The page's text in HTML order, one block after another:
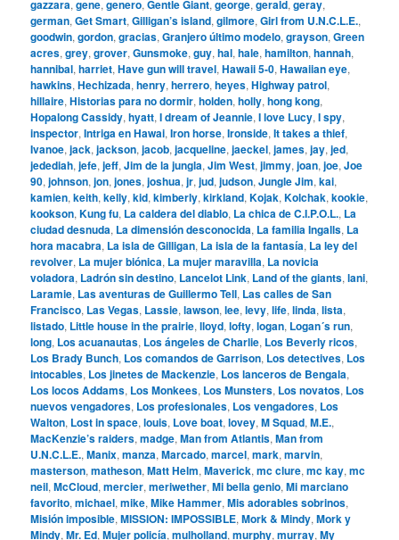
gazzara,gene,genero,Gentle Giant,george,gerald,geray,
german,Get Smart,Gilligan’s island,gilmore,Girl from U.N.C.L.E.,
goodwin,gordon,gracias,Granjero último modelo,grayson,Green
acres,grey,grover,Gunsmoke,guy,hal,hale,hamilton,hannah,
hannibal,harriet,Have gun will travel,Hawaii 5-0,Hawaiian eye,
hawkins,Hechizada,henry,herrero,heyes,Highway patrol,
hillaire,Historias para no dormir,holden,holly,hong kong,
Hopalong Cassidy,hyatt,I dream of Jeannie,I love Lucy,I spy,
inspector,Intriga en Hawai,Iron horse,Ironside,It takes a thief,
Ivanoe,jack,jackson,jacob,jacqueline,jaeckel,james,jay,jed,
jedediah,jefe,jeff,Jim de la jungla,Jim West,jimmy,joan,joe,Joe
90,johnson,jon,jones,joshua,jr,jud,judson,Jungle Jim,kai,
kamien,keith,kelly,kid,kimberly,kirkland,Kojak,Kolchak,kookie,
kookson,Kung fu, La caldera del diablo, La chica de C.I.P.O.L., La
ciudad desnuda, La dimensión desconocida, La familia Ingalls, La
hora macabra, La isla de Gilligan, La isla de la fantasía, La ley del
revolver, La mujer biónica, La mujer maravilla, La novicia
voladora, Ladrón sin destino, Lancelot Link, Land of the giants,lani,
Laramie, Las aventuras de Guillermo Tell, Las calles de San
Francisco, Las Vegas, Lassie,lawson,lee,levy,life,linda,lista,
listado, Little house in the prairie,lloyd,lofty,logan, Logan´s run,
long, Los acuanautas, Los ángeles de Charlie, Los Beverly ricos,
Los Brady Bunch, Los comandos de Garrison, Los detectives, Los
intocables, Los jinetes de Mackenzie, Los lanceros de Bengala,
Los locos Addams, Los Monkees, Los Munsters, Los novatos, Los
nuevos vengadores, Los profesionales, Los vengadores, Los
Walton, Lost in space,louis, Love boat,lovey,M Squad,M.E.,
MacKenzie’s raiders,madge,Man from Atlantis,Man from
U.N.C.L.E.,Manix,manza,Marcado,marcel,mark,marvin,
masterson,matheson,Matt Helm,Maverick,mc clure,mc kay,mc
neil,McCloud,mercier,meriwether,Mi bella genio,Mi marciano
favorito,michael,mike,Mike Hammer,Mis adorables sobrinos,
Misión imposible,MISSION: IMPOSSIBLE,Mork & Mindy,Mork y
Mindy,Mr. Ed,Mujer policía,mulholland,murphy,murray,My